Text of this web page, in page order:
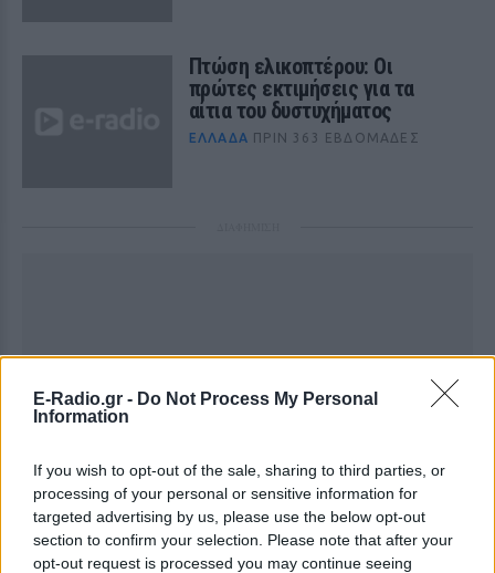
E-Radio.gr - Do Not Process My Personal
Information
If you wish to opt-out of the sale, sharing to third parties, or
processing of your personal or sensitive information for
targeted advertising by us, please use the below opt-out
section to confirm your selection. Please note that after your
opt-out request is processed you may continue seeing
Πτώση ελικοπτέρου: Οι
πρώτες εκτιμήσεις για τα
αίτια του δυστυχήματος
ΕΛΛΆΔΑ ΠΡΙΝ 363 ΕΒΔΟΜΆΔΕΣ